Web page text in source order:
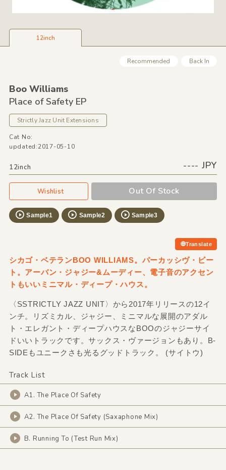
12inch
Recommended Back In
Boo Williams
Place of Safety EP
Strictly Jazz Unit Extensions
Cat No:
updated:2017-05-10
12inch ---- JPY
Wishlist Out Of Stock
Sample1 Sample2 Sample3
Translate
シカゴ・ベテランBOO WILLIAMS。パーカッシヴ・ビー
ト。アーバン・ジャジー&ムーディー、電子音のアクセン
トもいいミニマル・ディープ・ハウス。
〈SSTRICTLY JAZZ UNIT〉から2017年リリースの12イ
ンチ。リズミカル、ジャジー、ミニマルな展開のアダル
ト・エレガント・ディープハウスなBOOのジャジーサイ
ドいいトラックです。サックス・ヴァージョンもあり。B-
SIDEもユニークさも光るグッドトラック。 (サイトウ)
Track List
A1. The Place Of Safety
A2. The Place Of Safety (Saxaphone Mix)
B. Running To (Test Run Mix)